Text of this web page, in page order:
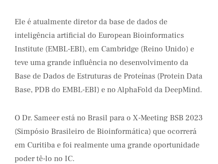
Ele é atualmente diretor da base de dados de
inteligência artificial do European Bioinformatics
Institute (EMBL-EBI), em Cambridge (Reino Unido) e
teve uma grande influência no desenvolvimento da
Base de Dados de Estruturas de Proteínas (Protein Data
Base, PDB do EMBL-EBI) e no AlphaFold da DeepMind.
O Dr. Sameer está no Brasil para o X-Meeting BSB 2023
(Simpósio Brasileiro de Bioinformática) que ocorrerá
em Curitiba e foi realmente uma grande oportunidade
poder tê-lo no IC.